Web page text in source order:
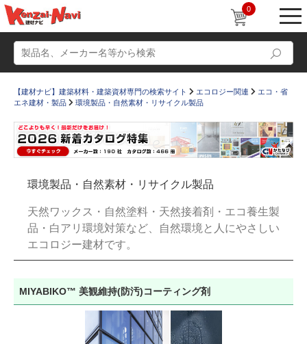
0
すまいリング 設計士インタビュー
Q＆A
【建材ナビ】建築材料・建築資材専門の検索サイト エコロジー関連
エコ・省
エネ建材・製品
環境製品・自然素材・リサイクル製品
環境製品・自然素材・リサイクル製品
天然ワックス・自然塗料・天然接着剤・エコ養生製
品・白アリ環境対策など、自然環境と人にやさしい
エコロジー建材です。
MIYABIKO™ 美観維持(防汚)コーティング剤